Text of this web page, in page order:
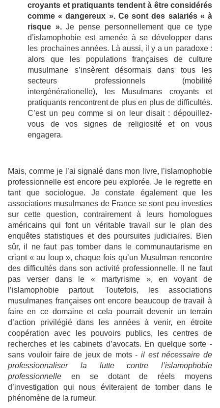
croyants et pratiquants tendent à être considérés
comme « dangereux ». Ce sont des salariés « à
risque ».Je pense personnellement que ce type
d’islamophobie est amenée à se développer dans
les prochaines années. Là aussi, il y a un paradoxe :
alors que les populations françaises de culture
musulmane s’insèrent désormais dans tous les
secteurs professionnels (mobilité
intergénérationelle), les Musulmans croyants et
pratiquants rencontrent de plus en plus de difficultés.
C’est un peu comme si on leur disait : dépouillez-
vous de vos signes de religiosité et on vous
engagera.
Mais, comme je l’ai signalé dans mon livre, l’islamophobie
professionnelle est encore peu explorée. Je le regrette en
tant que sociologue. Je constate également que les
associations musulmanes de France se sont peu investies
sur cette question, contrairement à leurs homologues
américains qui font un véritable travail sur le plan des
enquêtes statistiques et des poursuites judiciaires. Bien
sûr, il ne faut pas tomber dans le communautarisme en
criant « au loup », chaque fois qu’un Musulman rencontre
des difficultés dans son activité professionnelle. Il ne faut
pas verser dans le « martyrisme », en voyant de
l’islamophobie partout. Toutefois, les associations
musulmanes françaises ont encore beaucoup de travail à
faire en ce domaine et cela pourrait devenir un terrain
d’action privilégié dans les années à venir, en étroite
coopération avec les pouvoirs publics, les centres de
recherches et les cabinets d’avocats. En quelque sorte -
sans vouloir faire de jeux de mots -il est nécessaire de
professionnaliser la lutte contre l’islamophobie
professionnelle en se dotant de réels moyens
d’investigation qui nous éviteraient de tomber dans le
phénomène de la rumeur.